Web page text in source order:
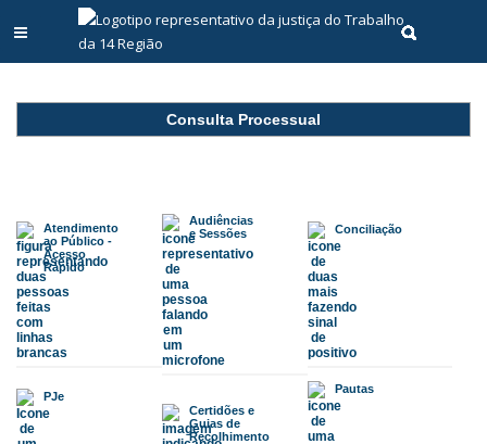
Abrir menu principal
Realizar
Consulta Processual
Atendimento
ao Público -
Acesso
Rápido
Audiências
e Sessões
Conciliação
PJe
Certidões e
Guias de
Recolhimento
Pautas